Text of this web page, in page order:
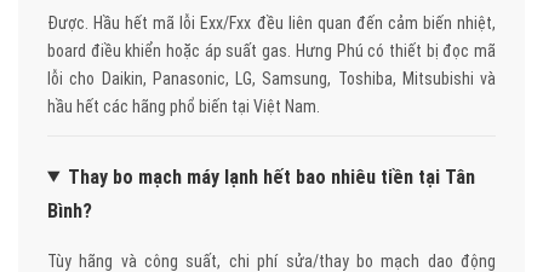
Được. Hầu hết mã lỗi Exx/Fxx đều liên quan đến cảm biến nhiệt,
board điều khiển hoặc áp suất gas. Hưng Phú có thiết bị đọc mã
lỗi cho Daikin, Panasonic, LG, Samsung, Toshiba, Mitsubishi và
hầu hết các hãng phổ biến tại Việt Nam.
Thay bo mạch máy lạnh hết bao nhiêu tiền tại Tân
Bình?
Tùy hãng và công suất, chi phí sửa/thay bo mạch dao động